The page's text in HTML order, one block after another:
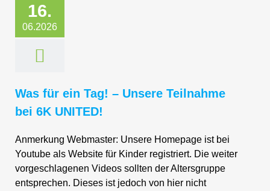
16.
06.2026
Was für ein Tag! – Unsere Teilnahme
bei 6K UNITED!
Anmerkung Webmaster: Unsere Homepage ist bei
Youtube als Website für Kinder registriert. Die weiter
vorgeschlagenen Videos sollten der Altersgruppe
entsprechen. Dieses ist jedoch von hier nicht